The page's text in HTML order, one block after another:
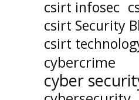
csirt infosec
csirt Security
csirt
cybercrime
cyber